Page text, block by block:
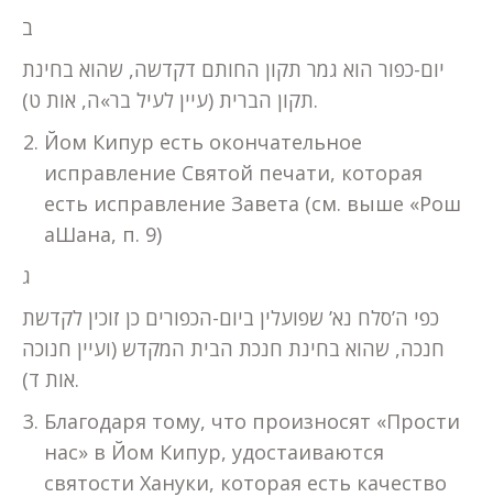
ב
יום-כפור הוא גמר תקון החותם דקדשה, שהוא בחינת
תקון הברית (עיין לעיל בר»ה, אות ט).
Йом Кипур есть окончательное
исправление Святой печати, которая
есть исправление Завета (см. выше «Рош
аШана, п. 9)
ג
כפי ה’סלח נא’ שפועלין ביום-הכפורים כן זוכין לקדשת
חנכה, שהוא בחינת חנכת הבית המקדש (ועיין חנוכה
אות ד).
Благодаря тому, что произносят «Прости
нас» в Йом Кипур, удостаиваются
святости Хануки, которая есть качество